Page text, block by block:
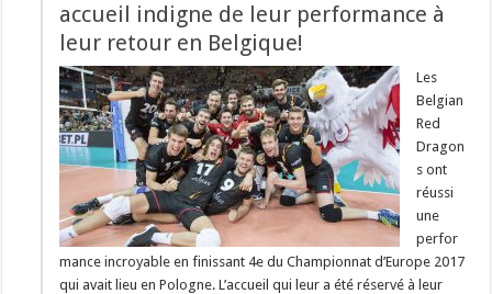
accueil indigne de leur performance à
leur retour en Belgique!
Les
Belgian
Red
Dragon
s ont
réussi
une
perfor
mance incroyable en finissant 4e du Championnat d’Europe 2017
qui avait lieu en Pologne. L’accueil qui leur a été réservé à leur